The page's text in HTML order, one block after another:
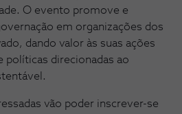
O evento promove e
em organizações dos
dando valor às suas ações
políticas direcionadas ao
vão poder inscrever-se